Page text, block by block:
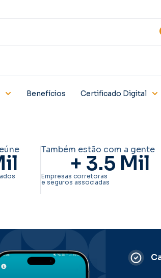
Benefícios Certificado Digital
Também estão com a gente
+ 3.5 Mil
Empresas corretoras
e seguros associadas